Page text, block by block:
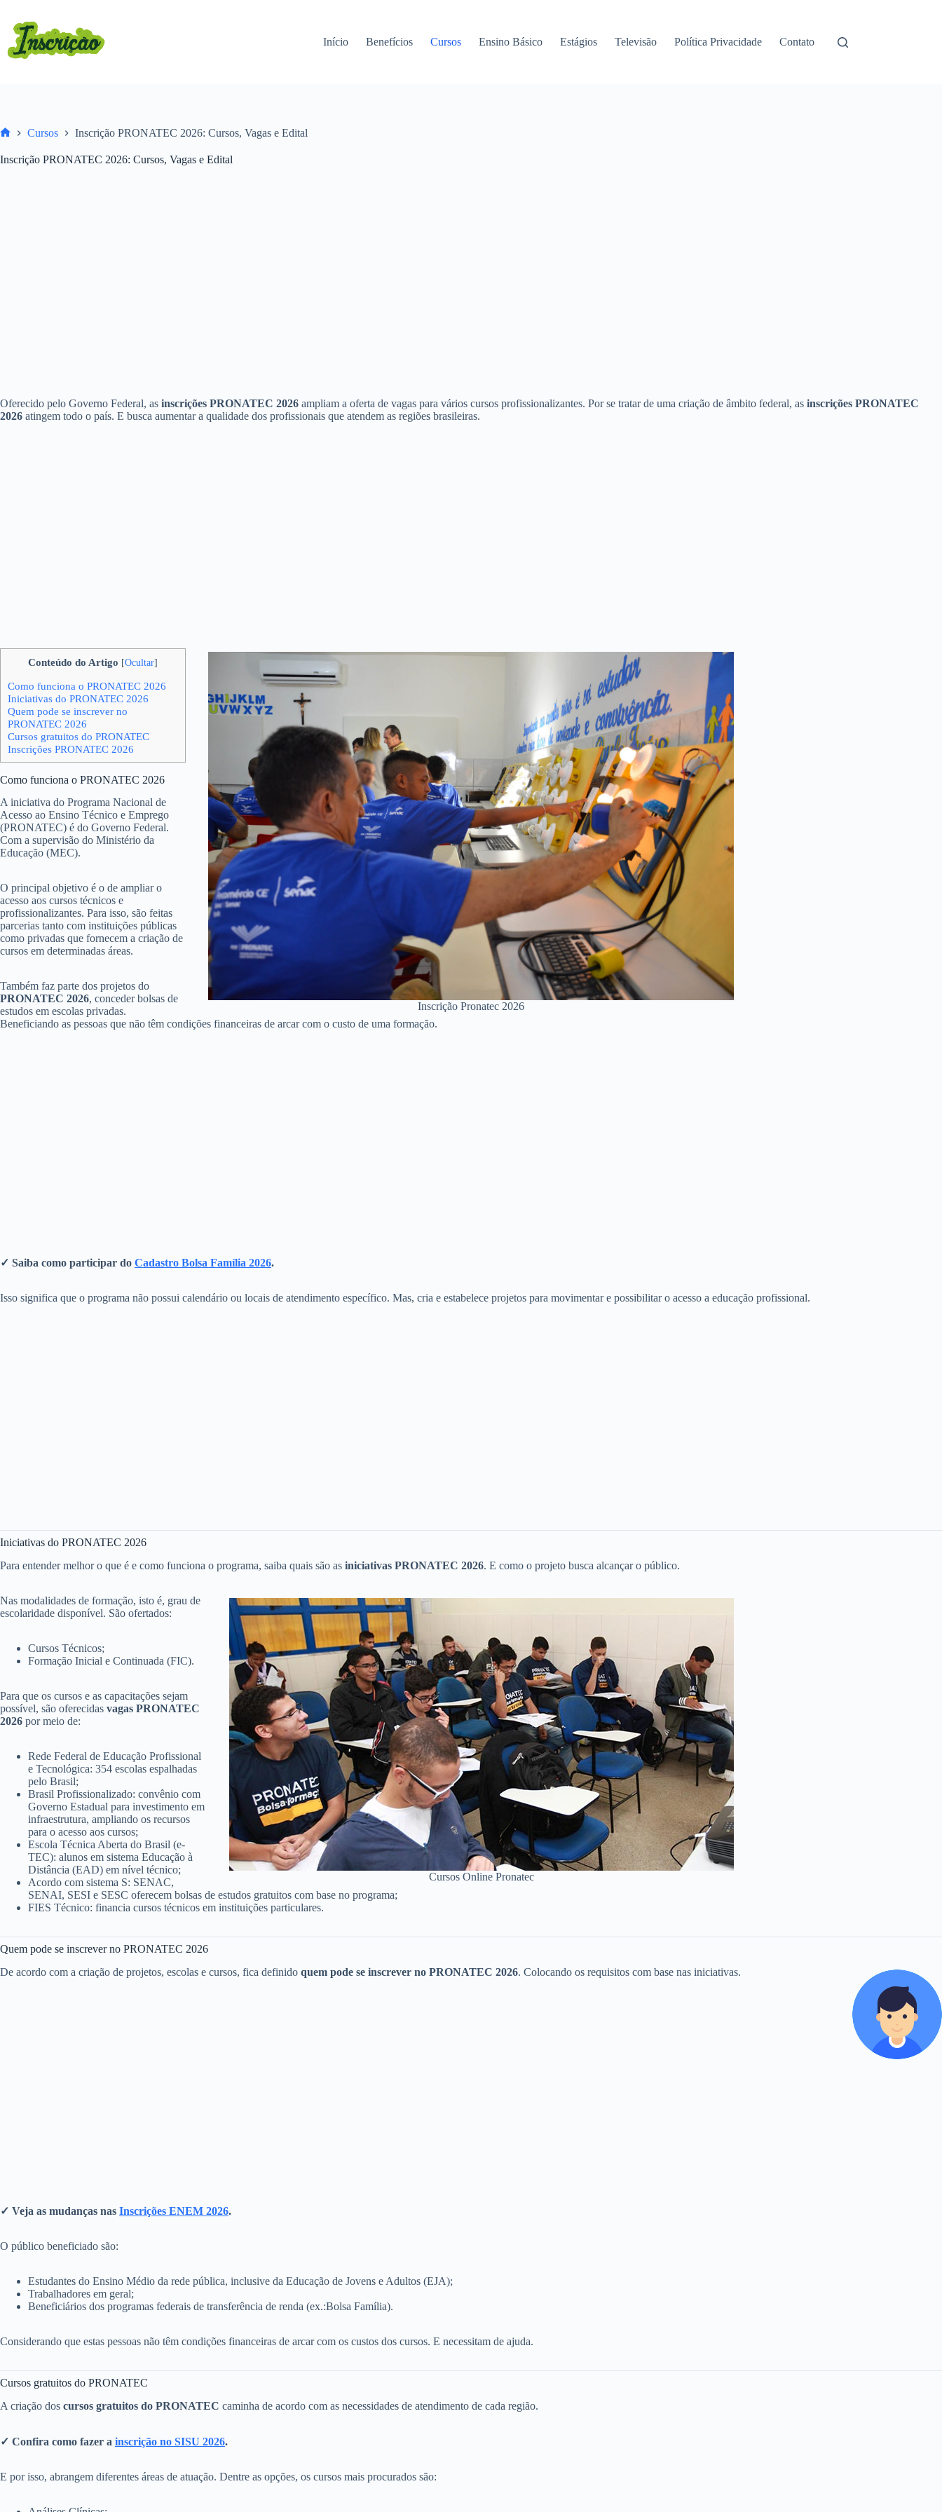
conteúdo
Início Benefícios Cursos Ensino Básico Estágios Televisão Política Privacidade Contato
Cursos Inscrição PRONATEC 2026: Cursos, Vagas e Edital
Inscrição PRONATEC 2026: Cursos, Vagas e Edital
Oferecido pelo Governo Federal, as inscrições PRONATEC 2026 ampliam a oferta de vagas para vários cursos profissionalizantes. Por se tratar de uma criação de âmbito federal, as inscrições PRONATEC
2026 atingem todo o país. E busca aumentar a qualidade dos profissionais que atendem as regiões brasileiras.
Inscrição Pronatec 2026
Conteúdo do Artigo [Ocultar]
Como funciona o PRONATEC 2026
Iniciativas do PRONATEC 2026
Quem pode se inscrever no
PRONATEC 2026
Cursos gratuitos do PRONATEC
Inscrições PRONATEC 2026
Como funciona o PRONATEC 2026
A iniciativa do Programa Nacional de
Acesso ao Ensino Técnico e Emprego
(PRONATEC) é do Governo Federal.
Com a supervisão do Ministério da
Educação (MEC).
O principal objetivo é o de ampliar o
acesso aos cursos técnicos e
profissionalizantes. Para isso, são feitas
parcerias tanto com instituições públicas
como privadas que fornecem a criação de
cursos em determinadas áreas.
Também faz parte dos projetos do
PRONATEC 2026, conceder bolsas de
estudos em escolas privadas.
Beneficiando as pessoas que não têm condições financeiras de arcar com o custo de uma formação.
✓ Saiba como participar do Cadastro Bolsa Família 2026.
Isso significa que o programa não possui calendário ou locais de atendimento específico. Mas, cria e estabelece projetos para movimentar e possibilitar o acesso a educação profissional.
Iniciativas do PRONATEC 2026
Para entender melhor o que é e como funciona o programa, saiba quais são as iniciativas PRONATEC 2026. E como o projeto busca alcançar o público.
Cursos Online Pronatec
Nas modalidades de formação, isto é, grau de
escolaridade disponível. São ofertados:
Cursos Técnicos;
Formação Inicial e Continuada (FIC).
Para que os cursos e as capacitações sejam
possível, são oferecidas vagas PRONATEC
2026 por meio de:
Rede Federal de Educação Profissional
e Tecnológica: 354 escolas espalhadas
pelo Brasil;
Brasil Profissionalizado: convênio com
Governo Estadual para investimento em
infraestrutura, ampliando os recursos
para o acesso aos cursos;
Escola Técnica Aberta do Brasil (e-
TEC): alunos em sistema Educação à
Distância (EAD) em nível técnico;
Acordo com sistema S: SENAC,
SENAI, SESI e SESC oferecem bolsas de estudos gratuitos com base no programa;
FIES Técnico: financia cursos técnicos em instituições particulares.
Quem pode se inscrever no PRONATEC 2026
De acordo com a criação de projetos, escolas e cursos, fica definido quem pode se inscrever no PRONATEC 2026. Colocando os requisitos com base nas iniciativas.
✓ Veja as mudanças nas Inscrições ENEM 2026.
O público beneficiado são:
Estudantes do Ensino Médio da rede pública, inclusive da Educação de Jovens e Adultos (EJA);
Trabalhadores em geral;
Beneficiários dos programas federais de transferência de renda (ex.:Bolsa Família).
Considerando que estas pessoas não têm condições financeiras de arcar com os custos dos cursos. E necessitam de ajuda.
Cursos gratuitos do PRONATEC
A criação dos cursos gratuitos do PRONATEC caminha de acordo com as necessidades de atendimento de cada região.
✓ Confira como fazer a inscrição no SISU 2026.
E por isso, abrangem diferentes áreas de atuação. Dentre as opções, os cursos mais procurados são: